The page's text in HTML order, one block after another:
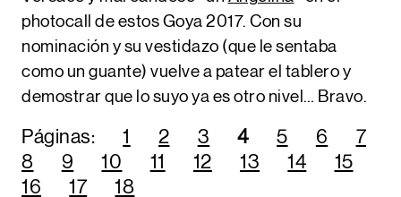
photocall de estos Goya 2017. Con su
nominación y su vestidazo (que le sentaba
como un guante) vuelve a patear el tablero y
demostrar que lo suyo ya es otro nivel… Bravo.
Páginas: 1 2 3 4 5 6
7
8
9 10 11 12 13 14
15
16
17 18